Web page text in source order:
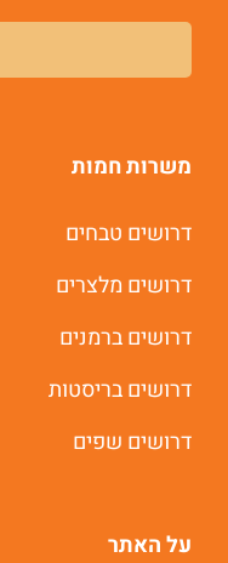
משרות חמות
דרושים טבחים
דרושים מלצרים
דרושים ברמנים
דרושים בריסטות
דרושים שפים
על האתר